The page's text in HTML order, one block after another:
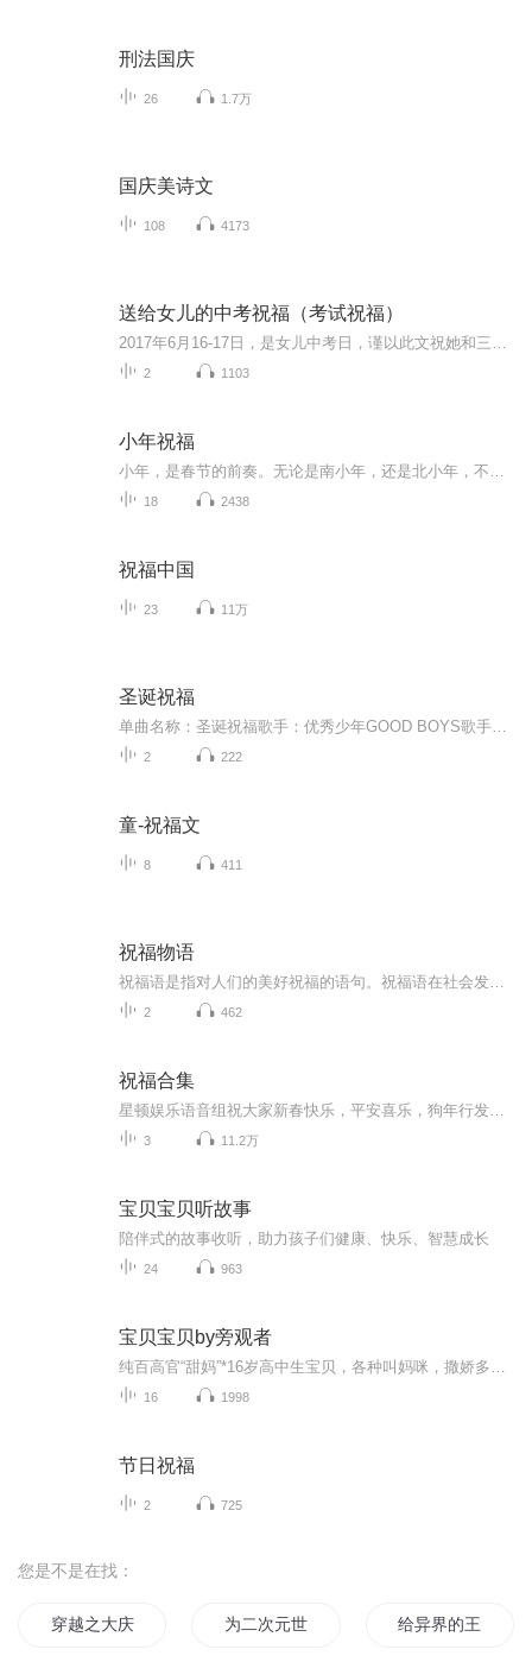
刑法国庆
26 1.7万
国庆美诗文
108 4173
送给女儿的中考祝福（考试祝福）
2 1103
小年祝福
18 2438
祝福中国
23 11万
圣诞祝福
2 222
童-祝福文
8 411
祝福物语
2 462
祝福合集
3 11.2万
宝贝宝贝听故事
陪伴式的故事收听，助力孩子们健康、快乐、智慧成长
24 963
宝贝宝贝by旁观者
16 1998
节日祝福
2 725
您是不是在找：
穿越之大庆帝国 为二次元世界献上祝福 给异界的王女献